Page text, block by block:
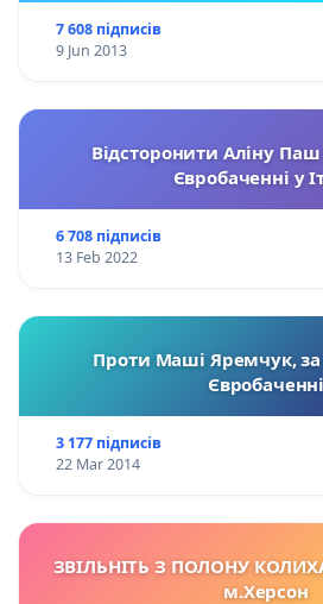
7 608 підписів
9 Jun 2013
Відсторонити Аліну Паш
Євробаченні у
6 708 підписів
13 Feb 2022
Проти Маші Яремчук,
Євробаченні
3 177 підписів
22 Mar 2014
ЗВІЛЬНІТЬ З ПОЛОНУ
м.Херсон